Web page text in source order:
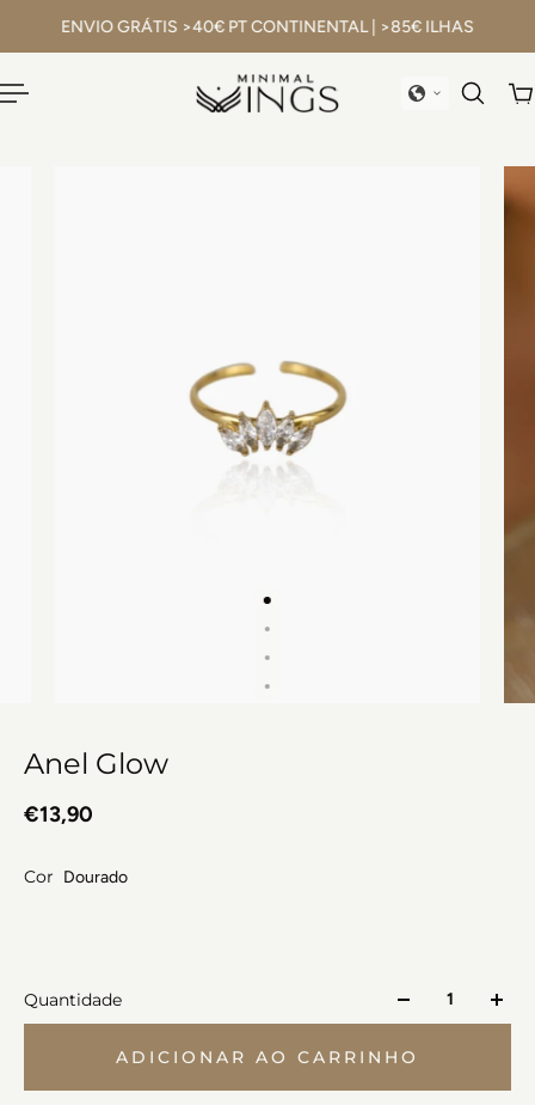
ENVIO GRÁTIS >40€ PT CONTINENTAL | >85€ ILHAS
Anel Glow
€13,90
Cor Dourado
Quantidade
ADICIONAR AO CARRINHO